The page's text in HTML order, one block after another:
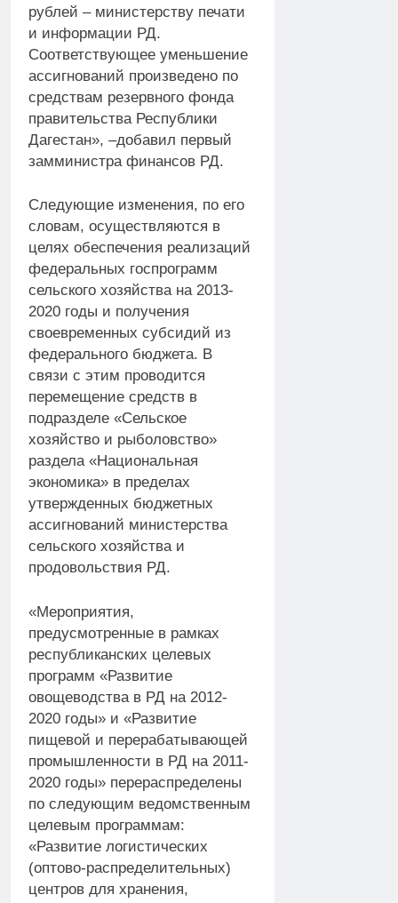
рублей – министерству печати
и информации РД.
Соответствующее уменьшение
ассигнований произведено по
средствам резервного фонда
правительства Республики
Дагестан», –добавил первый
замминистра финансов РД.
Следующие изменения, по его
словам, осуществляются в
целях обеспечения реализаций
федеральных госпрограмм
сельского хозяйства на 2013-
2020 годы и получения
своевременных субсидий из
федерального бюджета. В
связи с этим проводится
перемещение средств в
подразделе «Сельское
хозяйство и рыболовство»
раздела «Национальная
экономика» в пределах
утвержденных бюджетных
ассигнований министерства
сельского хозяйства и
продовольствия РД.
«Мероприятия,
предусмотренные в рамках
республиканских целевых
программ «Развитие
овощеводства в РД на 2012-
2020 годы» и «Развитие
пищевой и перерабатывающей
промышленности в РД на 2011-
2020 годы» перераспределены
по следующим ведомственным
целевым программам:
«Развитие логистических
(оптово-распределительных)
центров для хранения,